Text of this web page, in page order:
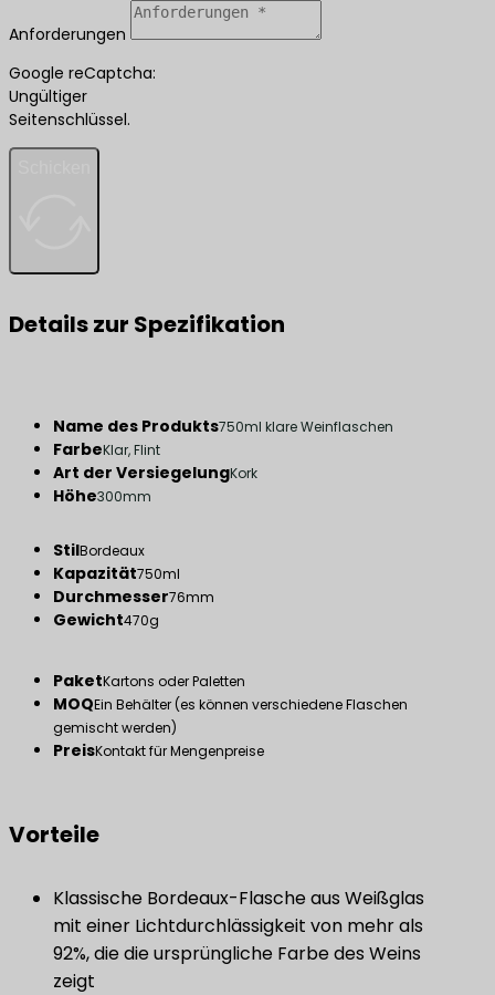
Anforderungen
Google reCaptcha:
Ungültiger
Seitenschlüssel.
Details zur Spezifikation
Name des Produkts750ml klare Weinflaschen
FarbeKlar, Flint
Art der VersiegelungKork
Höhe300mm
StilBordeaux
Kapazität750ml
Durchmesser76mm
Gewicht470g
PaketKartons oder Paletten
MOQEin Behälter (es können verschiedene Flaschen
gemischt werden)
PreisKontakt für Mengenpreise
Vorteile
Klassische Bordeaux-Flasche aus Weißglas
mit einer Lichtdurchlässigkeit von mehr als
92%, die die ursprüngliche Farbe des Weins
zeigt